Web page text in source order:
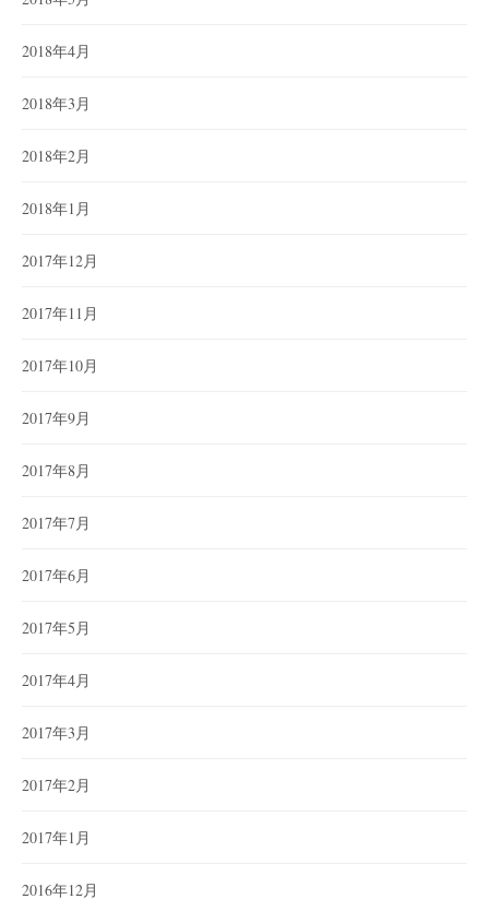
2018年4月
2018年3月
2018年2月
2018年1月
2017年12月
2017年11月
2017年10月
2017年9月
2017年8月
2017年7月
2017年6月
2017年5月
2017年4月
2017年3月
2017年2月
2017年1月
2016年12月